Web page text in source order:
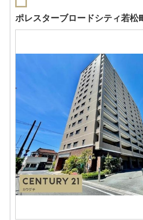
ポレスターブロードシティ若松町